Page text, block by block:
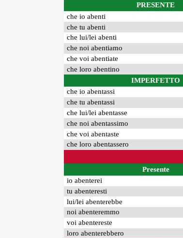
PRESENTE
che io abenti
che tu abenti
che lui/lei abenti
che noi abentiamo
che voi abentiate
che loro abentino
IMPERFETTO
che io abentassi
che tu abentassi
che lui/lei abentasse
che noi abentassimo
che voi abentaste
che loro abentassero
Presente
io abenterei
tu abenteresti
lui/lei abenterebbe
noi abenteremmo
voi abentereste
loro abenterebbero